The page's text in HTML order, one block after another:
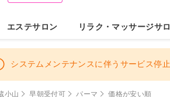
エステサロン リラク・マッサージサ
システムメンテナンスに伴うサービス停
小山 早朝受付可 パーマ 価格が安い順